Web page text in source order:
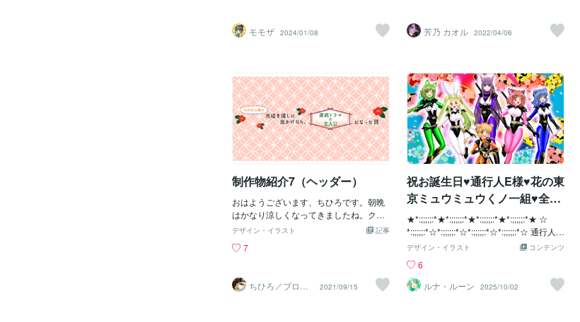
ンのように縫目や型があると難しいです
ね。そして、手ぬぐい。バックパッカー
トさ。ポケットに入るくらいなのに、そ
れ一枚でバスタオルにもハンカチにも使
え、怪我したときは包帯にもなります。
和物が本当に好き愛してる。完全に趣味
を語りに来ましたね今日は笑支離滅裂だ
けどシラフですよ。営業経験ゼロでおす
すめを喋ってみた。最後にうちの子の誕
ます。こんなちっちゃかった子が幹まで
モモザ 2024/01/08 芳乃 カオル 2022/04/06
制作物紹介7（ヘッダー）
おはようございます、ちひろです。朝晩
はかなり涼しくなってきましたね。クー
ラーをつけずに過ごせるのを楽しみにし
下で工事が始まってしまい、せっかく涼
残念😔さて、それでは、今日もココナラ
でいただいたご依頼の制作物を紹介して
記事
デザイン・イラスト
7
ちひろ／ブログ
にもサンプルあ
2021/09/15
祝お誕生日♥通行人E様♥花の東
京ミュウミュウくノ一組♥全員
集合！！ご奉仕ニン♥
★*:;;;;;:*★*:;;;;;:*★*:;;;;;:*★*:;;;;;:*★ ☆
*:;;;;;:*☆*:;;;;;:*☆*:;;;;;:*☆*:;;;;;:*☆ 通行人E
様お誕生日おめでとうございま
ฺﾟ｡ ☆*:;;;;;:*☆*:;;;;;:*☆*:;;;;;:*☆*:;;;;;:*☆ ★
*:;;;;;:*★*:;;;;;:*★*:;;;;;:*★*:;;;;;:*★ ☆☆☆☆
☆☆☆☆☆☆☆☆☆☆☆☆☆☆☆☆☆☆
コンテンツ
デザイン・イラスト
6
ルナ・ルーン
2025/10/02